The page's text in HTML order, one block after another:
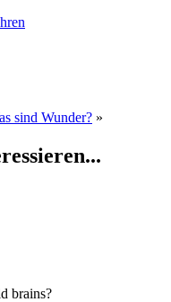
sind Wunder? »
brains?